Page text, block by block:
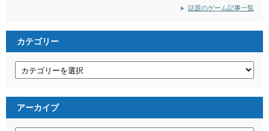
話題のゲーム記事一覧
カテゴリー
アーカイブ